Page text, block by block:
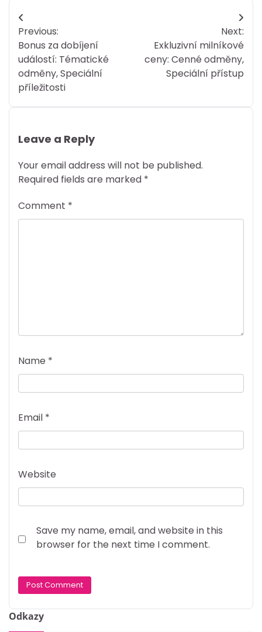
Post
navigation
Previous:
Bonus za dobíjení
událostí: Tématické
odměny, Speciální
příležitosti
Next:
Exkluzivní milníkové
ceny: Cenné odměny,
Speciální přístup
Leave a Reply
Your email address will not be published.
Required fields are marked *
Comment *
Name *
Email *
Website
Save my name, email, and website in this
browser for the next time I comment.
Odkazy